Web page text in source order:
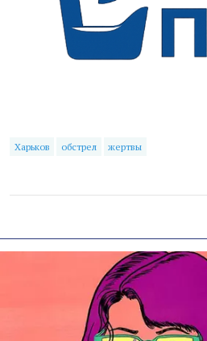
Харьков обстрел жертвы